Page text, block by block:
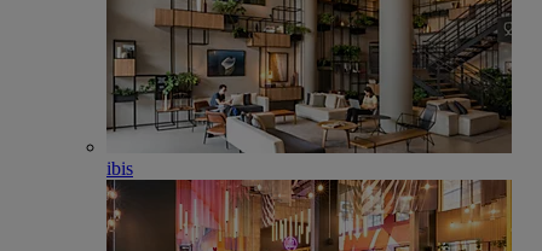
ibis